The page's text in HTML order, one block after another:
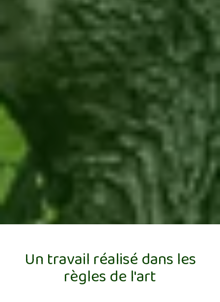
Un travail réalisé dans les
règles de l'art